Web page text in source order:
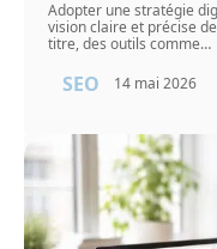
Adopter une stratégie
vision claire et précise
titre, des outils comme…
SEO 14 mai 2026